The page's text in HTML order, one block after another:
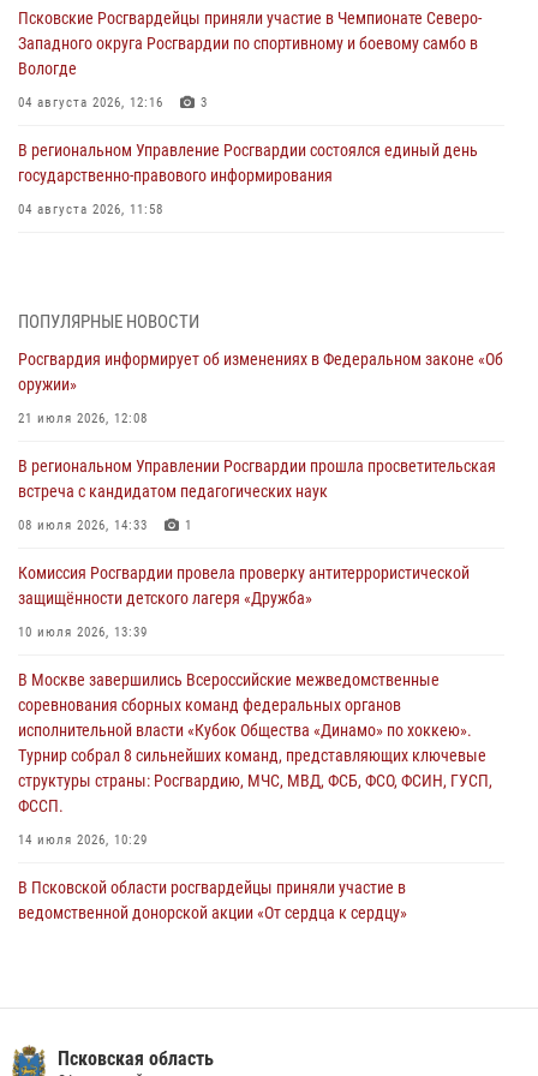
Псковские Росгвардейцы приняли участие в Чемпионате Северо-
Западного округа Росгвардии по спортивному и боевому самбо в
Вологде
04 августа 2026, 12:16 3
В региональном Управление Росгвардии состоялся единый день
государственно-правового информирования
04 августа 2026, 11:58
03 августа 2026, 17:21
21 единицу оружия изъяли Псковские росгвардейцы за неделю
03 августа 2026, 14:10
безопасности во время празднования Дня ВДВ
02 августа 2026, 13:28
улицу Труда
31 июля 2026, 13:53
Всероссийского конкурса профессионального мастерства среди
сотрудников вневедомственной охраны Росгвардии, Псковские
Росгвардейцы одержали победу
30 июля 2026, 05:10
ПОПУЛЯРНЫЕ НОВОСТИ
Росгвардия информирует об изменениях в Федеральном законе «Об
оружии»
21 июля 2026, 12:08
В региональном Управлении Росгвардии прошла просветительская
встреча с кандидатом педагогических наук
08 июля 2026, 14:33 1
Комиссия Росгвардии провела проверку антитеррористической
защищённости детского лагеря «Дружба»
10 июля 2026, 13:39
В Москве завершились Всероссийские межведомственные
соревнования сборных команд федеральных органов
исполнительной власти «Кубок Общества «Динамо» по хоккею».
Турнир собрал 8 сильнейших команд, представляющих ключевые
структуры страны: Росгвардию, МЧС, МВД, ФСБ, ФСО, ФСИН, ГУСП,
ФССП.
14 июля 2026, 10:29
В Псковской области росгвардейцы приняли участие в
ведомственной донорской акции «От сердца к сердцу»
24 июля 2026, 13:59 1
Псковская область